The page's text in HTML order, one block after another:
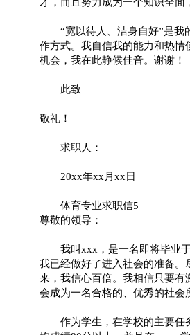
才，而且努力成为一个知识全面
“宽以待人、洁身自好”是我的
作方式。我自信我的能力和热
机会，我在此静候佳音。谢谢！
此致
敬礼！
求职人：
20xx年xx月xx日
体育专业求职信5
尊敬的领导：
我叫xxx，是一名即将毕业于
我已经做好了进入社会的准备。
来，我信心百倍。我相信只要
会成为一名合格的、优秀的社会
作为学生，在学校的主要任务